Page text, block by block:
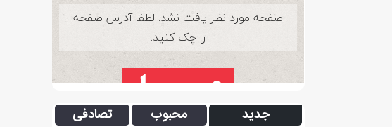
جدید محبوب تصادفی